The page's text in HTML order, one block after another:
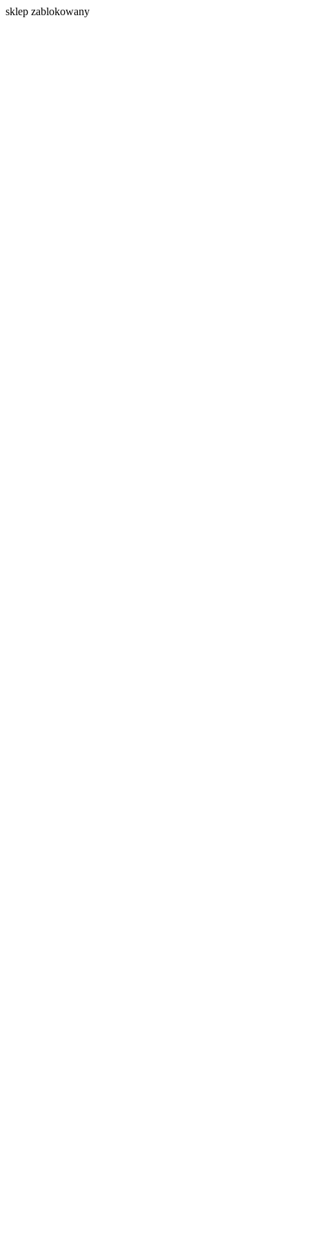
sklep zablokowany